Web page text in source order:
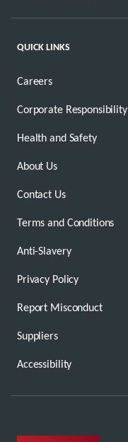
QUICK LINKS
Careers
Corporate Responsibility
Health and Safety
About Us
Contact Us
Terms and Conditions
Anti-Slavery
Privacy Policy
Report Misconduct
Suppliers
Accessibility